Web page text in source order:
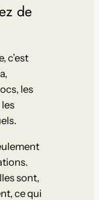
de
c’est
les
sont,
ce qui